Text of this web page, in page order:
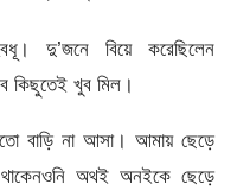
দু’জনে বিয়ে করেছিলেন
কিছুতেই খুব মিল।
বাড়ি না আসা। আমায় ছেড়ে
অথই অনইকে ছেড়ে